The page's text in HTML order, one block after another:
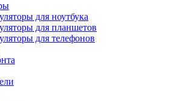
для ноутбука
для планшетов
для телефонов